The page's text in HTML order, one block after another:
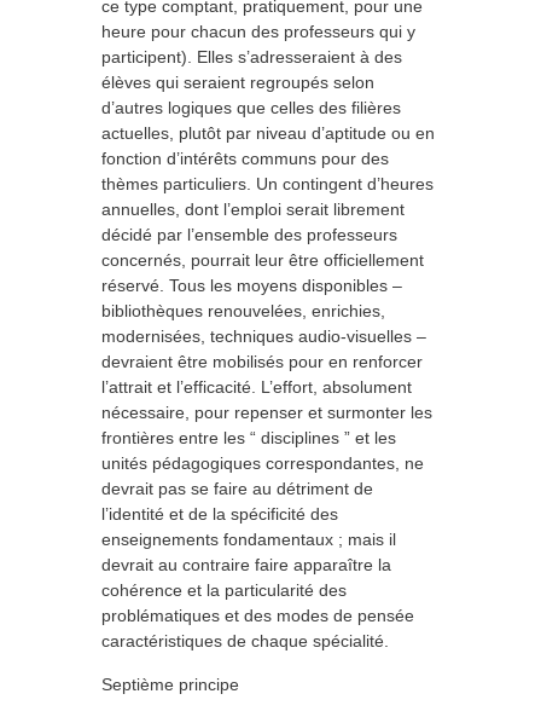
ce type comptant, pratiquement, pour une
heure pour chacun des professeurs qui y
participent). Elles s’adresseraient à des
élèves qui seraient regroupés selon
d’autres logiques que celles des filières
actuelles, plutôt par niveau d’aptitude ou en
fonction d’intérêts communs pour des
thèmes particuliers. Un contingent d’heures
annuelles, dont l’emploi serait librement
décidé par l’ensemble des professeurs
concernés, pourrait leur être officiellement
réservé. Tous les moyens disponibles –
bibliothèques renouvelées, enrichies,
modernisées, techniques audio-visuelles –
devraient être mobilisés pour en renforcer
l’attrait et l’efficacité. L’effort, absolument
nécessaire, pour repenser et surmonter les
frontières entre les “ disciplines ” et les
unités pédagogiques correspondantes, ne
devrait pas se faire au détriment de
l’identité et de la spécificité des
enseignements fondamentaux ; mais il
devrait au contraire faire apparaître la
cohérence et la particularité des
problématiques et des modes de pensée
caractéristiques de chaque spécialité.
Septième principe